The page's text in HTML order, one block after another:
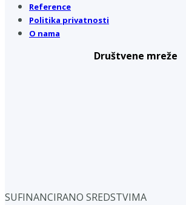
Reference
Politika privatnosti
O nama
Društvene mreže
SUFINANCIRANO SREDSTVIMA